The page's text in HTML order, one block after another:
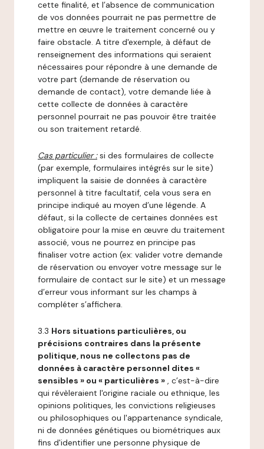
cette finalité, et l’absence de communication
de vos données pourrait ne pas permettre de
mettre en œuvre le traitement concerné ou y
faire obstacle. A titre d'exemple, à défaut de
renseignement des informations qui seraient
nécessaires pour répondre à une demande de
votre part (demande de réservation ou
demande de contact), votre demande liée à
cette collecte de données à caractère
personnel pourrait ne pas pouvoir être traitée
ou son traitement retardé.
Cas particulier : si des formulaires de collecte
(par exemple, formulaires intégrés sur le site)
impliquent la saisie de données à caractère
personnel à titre facultatif, cela vous sera en
principe indiqué au moyen d’une légende. A
défaut, si la collecte de certaines données est
obligatoire pour la mise en œuvre du traitement
associé, vous ne pourrez en principe pas
finaliser votre action (ex: valider votre demande
de réservation ou envoyer votre message sur le
formulaire de contact sur le site) et un message
d’erreur vous informant sur les champs à
compléter s’affichera.
3.3 Hors situations particulières, ou
précisions contraires dans la présente
politique, nous ne collectons pas de
données à caractère personnel dites «
sensibles » ou « particulières » , c’est-à-dire
qui révèleraient l'origine raciale ou ethnique, les
opinions politiques, les convictions religieuses
ou philosophiques ou l'appartenance syndicale,
ni de données génétiques ou biométriques aux
fins d'identifier une personne physique de